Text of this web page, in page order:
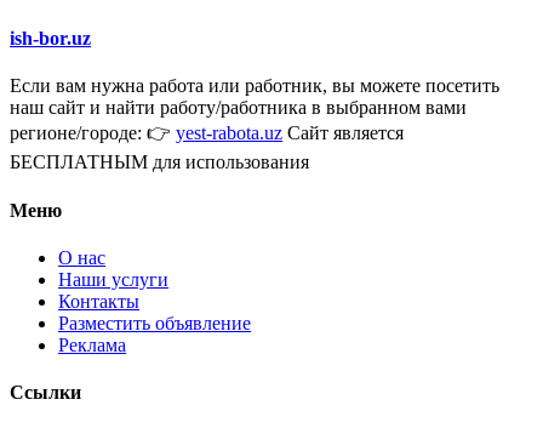
ish-bor.uz
Если вам нужна работа или работник, вы можете посетить
наш сайт и найти работу/работника в выбранном вами
регионе/городе: 👉 yest-rabota.uz Сайт является
БЕСПЛАТНЫМ для использования
Меню
О нас
Наши услуги
Контакты
Разместить объявление
Реклама
Ссылки